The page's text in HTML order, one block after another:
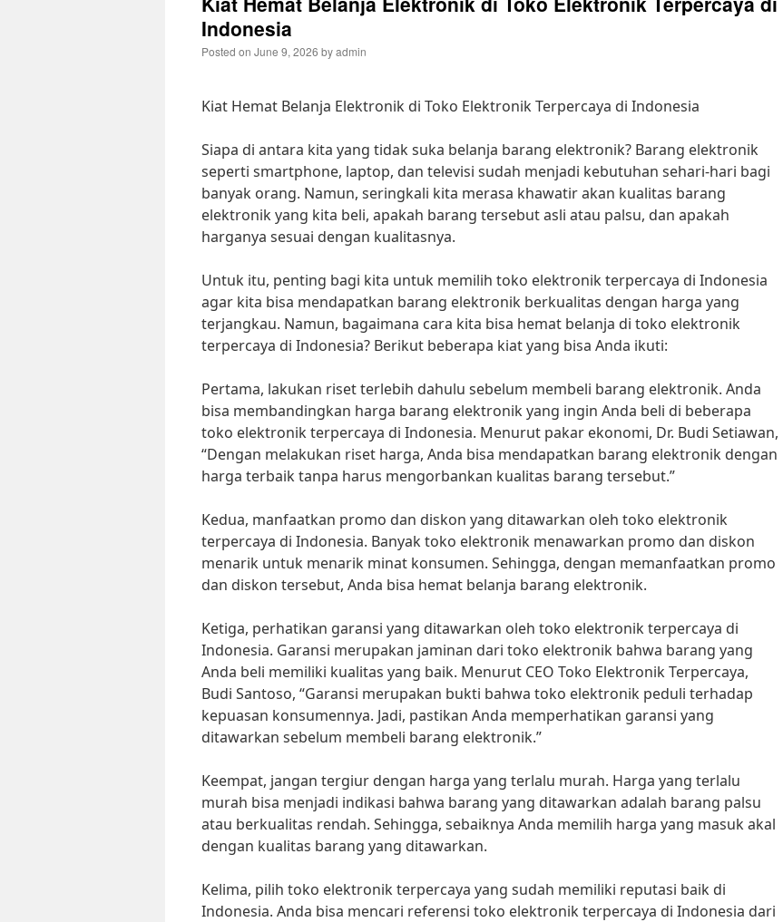
Indonesia
Posted on June 9, 2026 byadmin
Kiat Hemat Belanja Elektronik di Toko Elektronik Terpercaya di Indonesia
Siapa di antara kita yang tidak suka belanja barang elektronik? Barang elektronik
seperti smartphone, laptop, dan televisi sudah menjadi kebutuhan sehari-hari bagi
banyak orang. Namun, seringkali kita merasa khawatir akan kualitas barang
elektronik yang kita beli, apakah barang tersebut asli atau palsu, dan apakah
harganya sesuai dengan kualitasnya.
Untuk itu, penting bagi kita untuk memilih toko elektronik terpercaya di Indonesia
agar kita bisa mendapatkan barang elektronik berkualitas dengan harga yang
terjangkau. Namun, bagaimana cara kita bisa hemat belanja di toko elektronik
terpercaya di Indonesia? Berikut beberapa kiat yang bisa Anda ikuti:
Pertama, lakukan riset terlebih dahulu sebelum membeli barang elektronik. Anda
bisa membandingkan harga barang elektronik yang ingin Anda beli di beberapa
toko elektronik terpercaya di Indonesia. Menurut pakar ekonomi, Dr. Budi Setiawan,
“Dengan melakukan riset harga, Anda bisa mendapatkan barang elektronik dengan
harga terbaik tanpa harus mengorbankan kualitas barang tersebut.”
Kedua, manfaatkan promo dan diskon yang ditawarkan oleh toko elektronik
terpercaya di Indonesia. Banyak toko elektronik menawarkan promo dan diskon
menarik untuk menarik minat konsumen. Sehingga, dengan memanfaatkan promo
dan diskon tersebut, Anda bisa hemat belanja barang elektronik.
Ketiga, perhatikan garansi yang ditawarkan oleh toko elektronik terpercaya di
Indonesia. Garansi merupakan jaminan dari toko elektronik bahwa barang yang
Anda beli memiliki kualitas yang baik. Menurut CEO Toko Elektronik Terpercaya,
Budi Santoso, “Garansi merupakan bukti bahwa toko elektronik peduli terhadap
kepuasan konsumennya. Jadi, pastikan Anda memperhatikan garansi yang
ditawarkan sebelum membeli barang elektronik.”
Keempat, jangan tergiur dengan harga yang terlalu murah. Harga yang terlalu
murah bisa menjadi indikasi bahwa barang yang ditawarkan adalah barang palsu
atau berkualitas rendah. Sehingga, sebaiknya Anda memilih harga yang masuk akal
dengan kualitas barang yang ditawarkan.
Kelima, pilih toko elektronik terpercaya yang sudah memiliki reputasi baik di
Indonesia. Anda bisa mencari referensi toko elektronik terpercaya di Indonesia dari